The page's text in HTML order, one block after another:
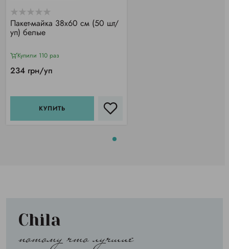
Пакет-майка 38х60 см (50 шт/
уп) белые
Купили 110 раз
234 грн/уп
КУПИТЬ
Chila
потому что лучшие